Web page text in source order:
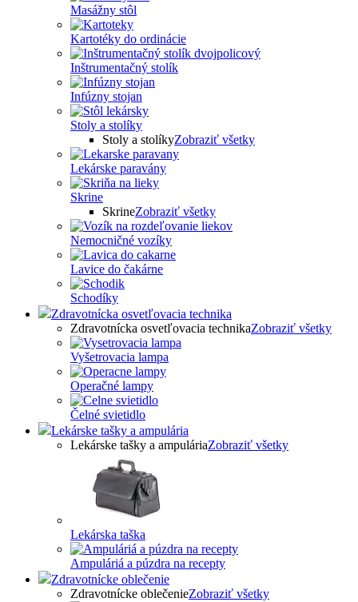
Masážny stôl
Kartotéky do ordinácie
Inštrumentačný stolík
Infúzny stojan
Stoly a stolíky
Stoly a stolíkyZobraziť všetky
Lekárske paravány
Skrine
SkrineZobraziť všetky
Nemocničné vozíky
Lavice do čakárne
Schodíky
Zdravotnícka osvetľovacia technika
Zdravotnícka osvetľovacia technikaZobraziť všetky
Vyšetrovacia lampa
Operačné lampy
Čelné svietidlo
Lekárske tašky a ampulária
Lekárske tašky a ampuláriaZobraziť všetky
Lekárska taška
Ampuláriá a púzdra na recepty
Zdravotnícke oblečenie
Zdravotnícke oblečenieZobraziť všetky